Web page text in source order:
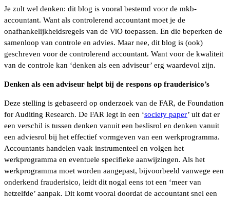
Je zult wel denken: dit blog is vooral bestemd voor de mkb-
accountant. Want als controlerend accountant moet je de
onafhankelijkheidsregels van de ViO toepassen. En die beperken de
samenloop van controle en advies. Maar nee, dit blog is (ook)
geschreven voor de controlerend accountant. Want voor de kwaliteit
van de controle kan ‘denken als een adviseur’ erg waardevol zijn.
Denken als een adviseur helpt bij de respons op frauderisico’s
Deze stelling is gebaseerd op onderzoek van de FAR, de Foundation
for Auditing Research. De FAR legt in een ‘society paper’ uit dat er
een verschil is tussen denken vanuit een beslisrol en denken vanuit
een adviesrol bij het effectief vormgeven van een werkprogramma.
Accountants handelen vaak instrumenteel en volgen het
werkprogramma en eventuele specifieke aanwijzingen. Als het
werkprogramma moet worden aangepast, bijvoorbeeld vanwege een
onderkend frauderisico, leidt dit nogal eens tot een ‘meer van
hetzelfde’ aanpak. Dit komt vooral doordat de accountant snel een